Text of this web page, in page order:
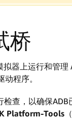
桥
器上运行和管
程序。
检查，以确保
Platform-Tools